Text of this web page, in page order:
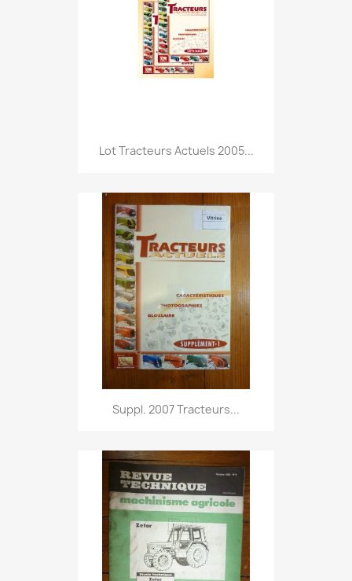
Lot Tracteurs Actuels 2005...
Suppl. 2007 Tracteurs...